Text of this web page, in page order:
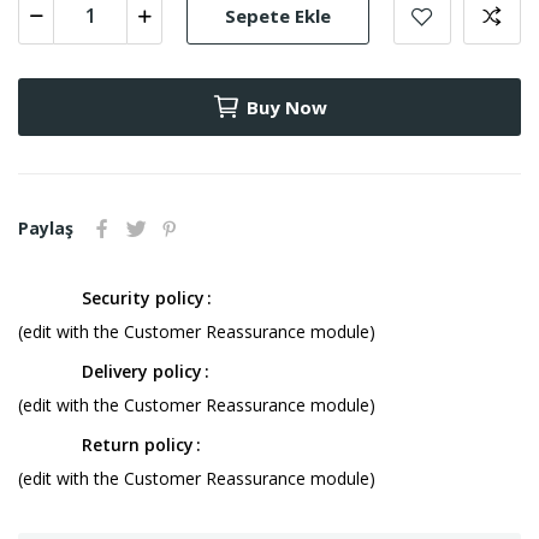
Sepete Ekle
Buy Now
Paylaş
Security policy
(edit with the Customer Reassurance module)
Delivery policy
(edit with the Customer Reassurance module)
Return policy
(edit with the Customer Reassurance module)